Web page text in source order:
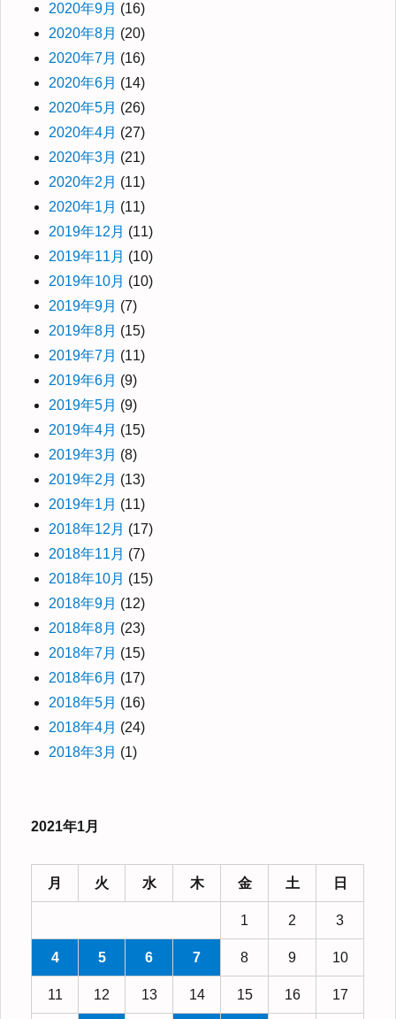
2020年9月 (16)
2020年8月 (20)
2020年7月 (16)
2020年6月 (14)
2020年5月 (26)
2020年4月 (27)
2020年3月 (21)
2020年2月 (11)
2020年1月 (11)
2019年12月 (11)
2019年11月 (10)
2019年10月 (10)
2019年9月 (7)
2019年8月 (15)
2019年7月 (11)
2019年6月 (9)
2019年5月 (9)
2019年4月 (15)
2019年3月 (8)
2019年2月 (13)
2019年1月 (11)
2018年12月 (17)
2018年11月 (7)
2018年10月 (15)
2018年9月 (12)
2018年8月 (23)
2018年7月 (15)
2018年6月 (17)
2018年5月 (16)
2018年4月 (24)
2018年3月 (1)
2021年1月
月 火 水 木 金 土 日
1 2 3
4 5 6 7 8 9 10
11 12 13 14 15 16 17